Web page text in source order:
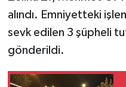
alındı. Emniyetteki
sevk edilen 3 şüpheli
gönderildi.